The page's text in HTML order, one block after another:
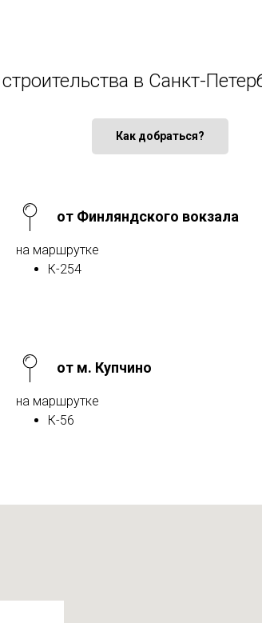
в Санкт-
Как добраться?
от Финляндского вокзала
на маршрутке
К-254
от м. Купчино
на маршрутке
К-56